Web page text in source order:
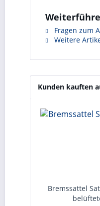
Fragen zum
Weitere
Kunden kauften
Bremssattel